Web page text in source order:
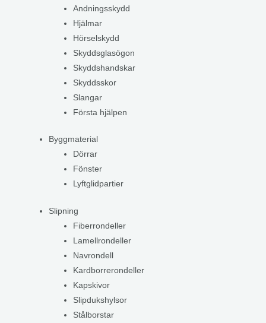
Andningsskydd
Hjälmar
Hörselskydd
Skyddsglasögon
Skyddshandskar
Skyddsskor
Slangar
Första hjälpen
Byggmaterial
Dörrar
Fönster
Lyftglidpartier
Slipning
Fiberrondeller
Lamellrondeller
Navrondell
Kardborrerondeller
Kapskivor
Slipdukshylsor
Stålborstar